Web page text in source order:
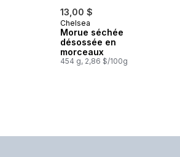
13,00 $
Chelsea
Morue séchée
désossée en
morceaux
454 g, 2,86 $/100g